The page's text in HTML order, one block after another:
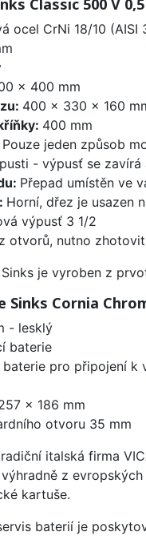
Classic 500 V
ocel CrNi 18/10 (AISI
x 400 mm
400 x 330 x 160
400 mm
Pouze jeden způsob
- výpusť se
Přepad umístěn ve
Horní, dřez je usazen
výpusť 3 1/2
otvorů, nutno
je vyroben z
Sinks Cornia
- lesklý
baterie
pro připojení k
x 186 mm
otvoru 35 mm
italská firma
z
kartuše.
baterií je